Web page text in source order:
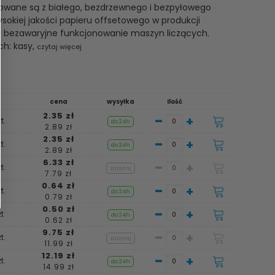
są z białego, bezdrzewnego i bezpyłowego
jakości papieru offsetowego w produkcji
i bezawaryjne funkcjonowanie maszyn liczących.
kasy, czytaj więcej
cena wysyłka Ilość
2.35 zł
2.89 zł do 24h - +
2.35 zł
2.89 zł do 24h - +
6.33 zł
7.79 zł zapytaj - +
0.64 zł
0.79 zł do 24h - +
0.50 zł
0.62 zł do 24h - +
9.75 zł
11.99 zł zapytaj - +
12.19 zł
14.99 zł do 24h - +